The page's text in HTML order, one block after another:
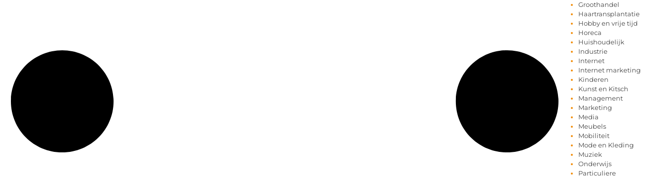
Groothandel
Haartransplantatie
Hobby en vrije tijd
Horeca
Huishoudelijk
Industrie
Internet
Internet marketing
Kinderen
Kunst en Kitsch
Management
Marketing
Media
Meubels
Mobiliteit
Mode en Kleding
Muziek
Onderwijs
Particuliere